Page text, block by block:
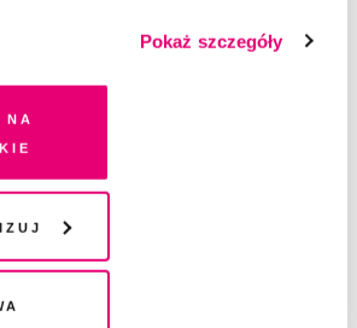
na pliki cookies i technologie
się na przechowywanie informacji
końcowym lub dostęp do niego i
Zgodę na wszystkie lub niektóre
w zakładce "Ustawienia
zgody nie wpływa na
danych przed jej wycofaniem
Pokaż szczegóły
na